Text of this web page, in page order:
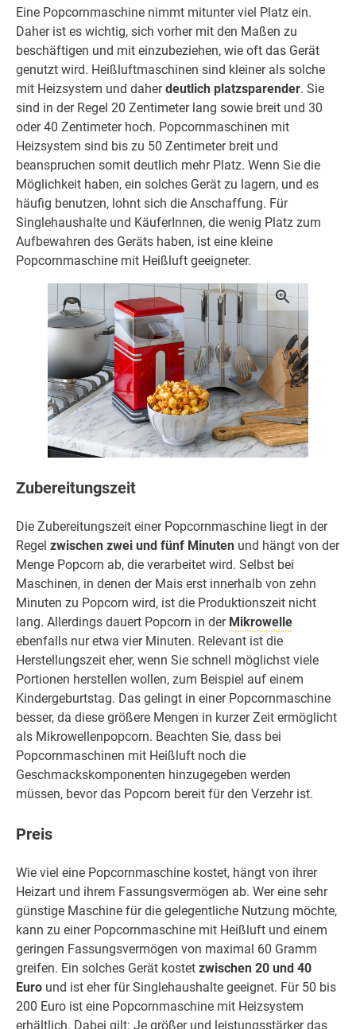
Eine Popcornmaschine nimmt mitunter viel Platz ein.
Daher ist es wichtig, sich vorher mit den Maßen zu
beschäftigen und mit einzubeziehen, wie oft das Gerät
genutzt wird. Heißluftmaschinen sind kleiner als solche
mit Heizsystem und daherdeutlich platzsparender. Sie
sind in der Regel 20 Zentimeter lang sowie breit und 30
oder 40 Zentimeter hoch. Popcornmaschinen mit
Heizsystem sind bis zu 50 Zentimeter breit und
beanspruchen somit deutlich mehr Platz. Wenn Sie die
Möglichkeit haben, ein solches Gerät zu lagern, und es
häufig benutzen, lohnt sich die Anschaffung. Für
Singlehaushalte und KäuferInnen, die wenig Platz zum
Aufbewahren des Geräts haben, ist eine kleine
Popcornmaschine mit Heißluft geeigneter.
Zubereitungszeit
Die Zubereitungszeit einer Popcornmaschine liegt in der
Regel zwischen zwei und fünf Minuten und hängt von der
Menge Popcorn ab, die verarbeitet wird. Selbst bei
Maschinen, in denen der Mais erst innerhalb von zehn
Minuten zu Popcorn wird, ist die Produktionszeit nicht
lang. Allerdings dauert Popcorn in der Mikrowelle
ebenfalls nur etwa vier Minuten. Relevant ist die
Herstellungszeit eher, wenn Sie schnell möglichst viele
Portionen herstellen wollen, zum Beispiel auf einem
Kindergeburtstag. Das gelingt in einer Popcornmaschine
besser, da diese größere Mengen in kurzer Zeit ermöglicht
als Mikrowellenpopcorn. Beachten Sie, dass bei
Popcornmaschinen mit Heißluft noch die
Geschmackskomponenten hinzugegeben werden
müssen, bevor das Popcorn bereit für den Verzehr ist.
Preis
Wie viel eine Popcornmaschine kostet, hängt von ihrer
Heizart und ihrem Fassungsvermögen ab. Wer eine sehr
günstige Maschine für die gelegentliche Nutzung möchte,
kann zu einer Popcornmaschine mit Heißluft und einem
geringen Fassungsvermögen von maximal 60 Gramm
greifen. Ein solches Gerät kostet zwischen 20 und 40
Euro und ist eher für Singlehaushalte geeignet. Für 50 bis
200 Euro ist eine Popcornmaschine mit Heizsystem
erhältlich. Dabei gilt: Je größer und leistungsstärker das